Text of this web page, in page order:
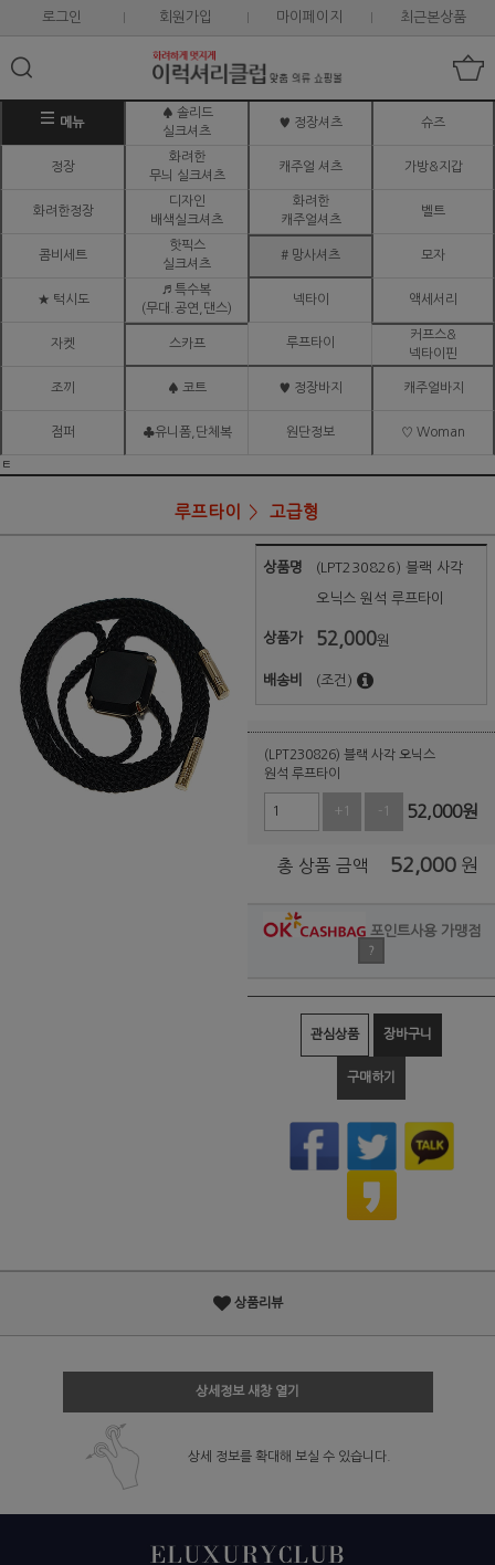
로그인 회원가입 마이페이지 최근본상품
메뉴
♠ 솔리드
실크셔츠
♥ 정장셔츠 슈즈
정장
화려한
무늬 실크셔츠
캐주얼 셔츠 가방&지갑
화려한정장
디자인
배색실크셔츠
화려한
캐주얼셔츠
벨트
콤비세트
핫픽스
실크셔츠
# 망사셔츠 모자
★ 턱시도
♬ 특수복
(무대.공연,댄스)
넥타이 액세서리
자켓 스카프 루프타이
커프스&
넥타이핀
조끼 ♠ 코트 ♥ 정장바지 캐주얼바지
점퍼 ♣유니폼,단체복 원단정보 ♡ Woman
ㅌ
루프타이 고급형
상품명 (LPT230826) 블랙 사각
오닉스 원석 루프타이
상품가 52,000원
배송비 (조건)
(LPT230826) 블랙 사각 오닉스
원석 루프타이
+1 -1 52,000원
총 상품 금액 52,000 원
포인트사용 가맹점
?
관심상품 장바구니
구매하기
상품리뷰
상세정보 새창 열기
상세 정보를 확대해 보실 수 있습니다.